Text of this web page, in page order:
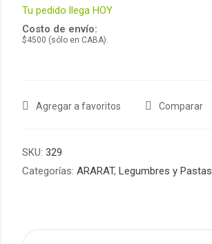
Tu pedido llega HOY
Costo de envío:
$4500 (sólo en CABA).
Agregar a favoritos Comparar
SKU: 329
Categorías: ARARAT, Legumbres y Pastas